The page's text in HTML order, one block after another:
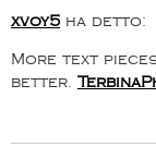
xvoy5 ha detto:
More text
better.